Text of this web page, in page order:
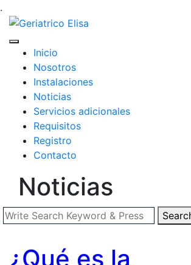
.
Inicio
Nosotros
Instalaciones
Noticias
Servicios adicionales
Requisitos
Registro
Contacto
Noticias
¿Qué es la